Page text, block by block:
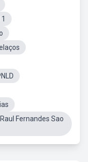
Fernandes Sao